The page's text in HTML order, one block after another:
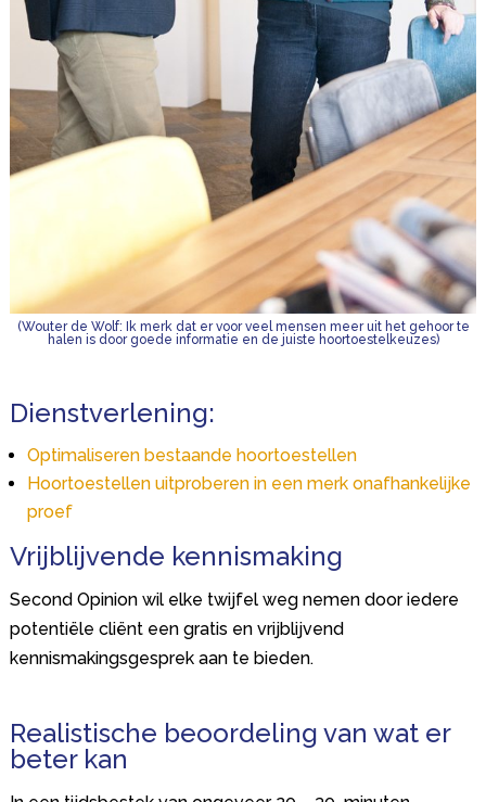
(Wouter de Wolf: Ik merk dat er voor veel mensen meer uit het gehoor te
halen is door goede informatie en de juiste hoortoestelkeuzes)
Dienstverlening:
Optimaliseren bestaande hoortoestellen
Hoortoestellen uitproberen in een merk onafhankelijke
proef
Vrijblijvende kennismaking
Second Opinion wil elke twijfel weg nemen door iedere
potentiële cliënt een gratis en vrijblijvend
kennismakingsgesprek aan te bieden.
Realistische beoordeling van wat er
beter kan